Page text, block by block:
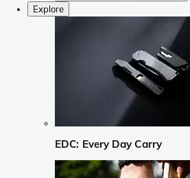
Explore
EDC: Every Day Carry